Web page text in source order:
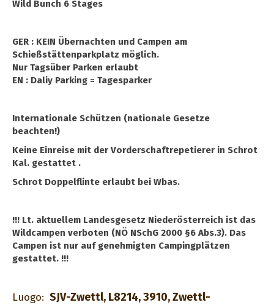
Wild Bunch 6 Stages
GER : KEIN Übernachten und Campen am
Schießstättenparkplatz möglich.
Nur Tagsüber Parken erlaubt
EN : Daliy Parking = Tagesparker
Internationale Schützen (nationale Gesetze
beachten!)
Keine Einreise mit der Vorderschaftrepetierer in Schrot
Kal. gestattet .
Schrot Doppelflinte erlaubt bei Wbas.
!!! Lt. aktuellem Landesgesetz Niederösterreich ist das
Wildcampen verboten (NÖ NSchG 2000 §6 Abs.3). Das
Campen ist nur auf genehmigten Campingplätzen
gestattet. !!!
Luogo: SJV-Zwettl, L8214, 3910, Zwettl-